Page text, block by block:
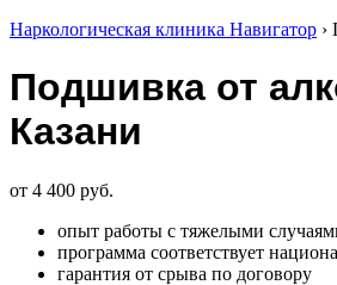
Наркологическая клиника Навигатор ›
Подшивка от
Казани
от 4 400 руб.
опыт работы с тяжелыми
программа соответствует
гарантия от срыва по договору